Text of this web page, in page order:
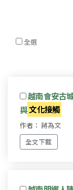
全選
越南會安古
與文化接觸
作者： 蔣為文
全文下載